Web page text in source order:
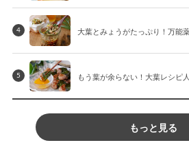
4 大葉とみょうがたっぷり！万能
5 もう葉が余らない！大葉レシピ
もっと見る